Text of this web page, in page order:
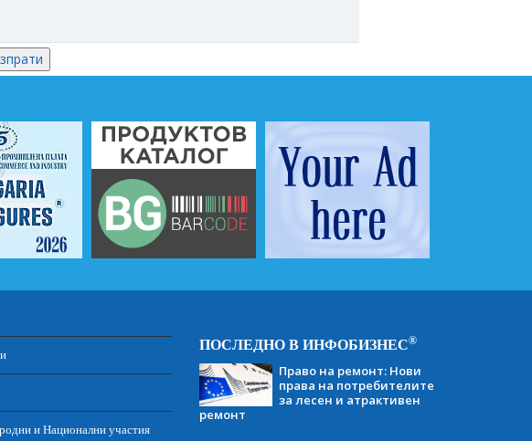
и Национални участия
ПОСЛЕДНО В ИНФОБИЗНЕС®
Право на ремонт: Нови
права на потребителите
за лесен и атрактивен
ремонт